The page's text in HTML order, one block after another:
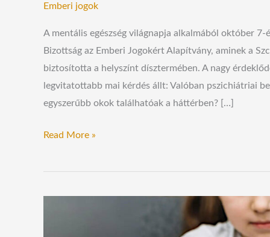
Emberi jogok
A mentális egészség világnapja alkalmából október
Bizottság az Emberi Jogokért Alapítvány, aminek a
biztosította a helyszínt dísztermében. A nagy
legvitatottabb mai kérdés állt: Valóban pszichiátriai
egyszerűbb okok találhatóak a háttérben? […]
Read More »